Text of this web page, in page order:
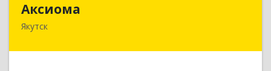
Аксиома
Якутск677000, Саха /Якутия/ Респ, Якутск г, Чиряева